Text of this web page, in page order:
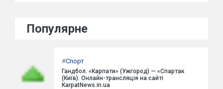
Популярне
#Спорт
Гандбол. «Карпати» (Ужгород) — «Спартак
(Київ). Онлайн-трансляція на сайті
KarpatNews.in.ua